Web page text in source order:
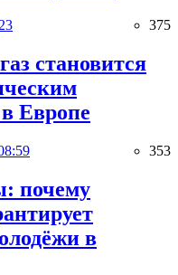
375
становится
Европе
353
почему
в